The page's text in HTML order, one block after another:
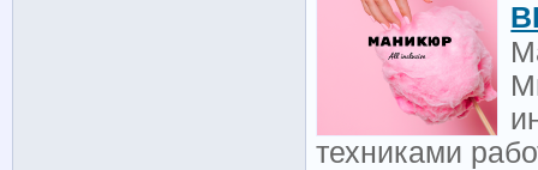
техниками